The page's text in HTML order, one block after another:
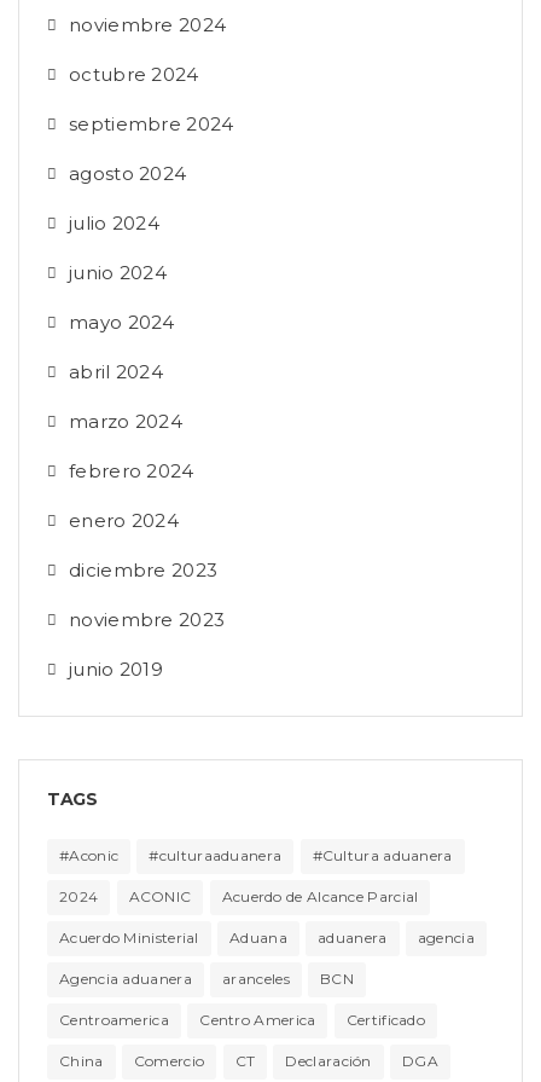
noviembre 2024
octubre 2024
septiembre 2024
agosto 2024
julio 2024
junio 2024
mayo 2024
abril 2024
marzo 2024
febrero 2024
enero 2024
diciembre 2023
noviembre 2023
junio 2019
TAGS
#Aconic #culturaaduanera #Cultura aduanera
2024 ACONIC Acuerdo de Alcance Parcial
Acuerdo Ministerial Aduana aduanera agencia
Agencia aduanera aranceles BCN
Centroamerica Centro America Certificado
China Comercio CT Declaración DGA